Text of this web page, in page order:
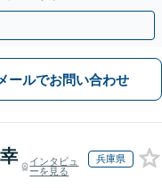
ールでお問い合わせ
インタビュ
ーを見る
兵庫県